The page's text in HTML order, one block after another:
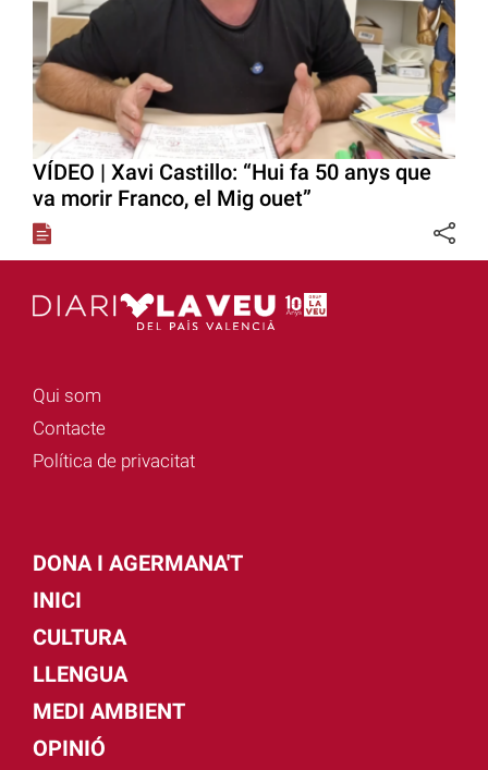
VÍDEO | Xavi Castillo: “Hui fa 50 anys que
va morir Franco, el Mig ouet”
Qui som
Contacte
Política de privacitat
DONA I AGERMANA'T
INICI
CULTURA
LLENGUA
MEDI AMBIENT
OPINIÓ